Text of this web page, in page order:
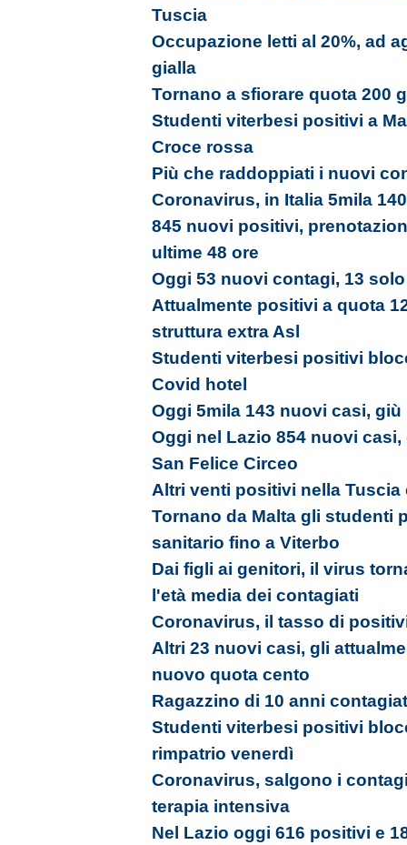
Tuscia
Occupazione letti al 20%, ad
gialla
Tornano a sfiorare quota 200
Studenti viterbesi positivi a
Croce rossa
Più che raddoppiati i nuovi
Coronavirus, in Italia 5mila
845 nuovi positivi,
ultime 48 ore
Oggi 53 nuovi contagi, 13
Attualmente positivi a quota
struttura extra Asl
Studenti viterbesi positivi
Covid hotel
Oggi 5mila 143 nuovi casi,
Oggi nel Lazio 854 nuovi
San Felice Circeo
Altri venti positivi nella
Tornano da Malta gli studenti
sanitario fino a Viterbo
Dai figli ai genitori, il virus
l'età media dei contagiati
Coronavirus, il tasso di
Altri 23 nuovi casi, gli
nuovo quota cento
Ragazzino di 10 anni
Studenti viterbesi positivi
rimpatrio venerdì
Coronavirus, salgono i
terapia intensiva
Nel Lazio oggi 616 positivi e